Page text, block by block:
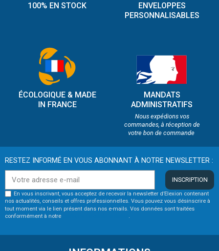
100% EN STOCK
ENVELOPPES
PERSONNALISABLES
ÉCOLOGIQUE & MADE
IN FRANCE
MANDATS
ADMINISTRATIFS
Nous expédions vos
commandes, à réception de
votre bon de commande
RESTEZ INFORMÉ EN VOUS ABONNANT À NOTRE NEWSLETTER :
INSCRIPTION
En vous inscrivant, vous acceptez de recevoir la newsletter d’Elexion contenant
nos actualités, conseils et offres professionnelles. Vous pouvez vous désinscrire à
tout moment via le lien présent dans nos e-mails. Vos données sont traitées
conformément à notre
.